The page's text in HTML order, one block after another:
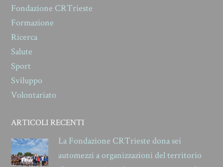
Fondazione CRTrieste
Formazione
Ricerca
Salute
Sport
Sviluppo
Volontariato
ARTICOLI RECENTI
La Fondazione CRTrieste dona sei
automezzi a organizzazioni del territorio